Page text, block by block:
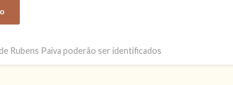
Rubens Paiva poderão ser identificados